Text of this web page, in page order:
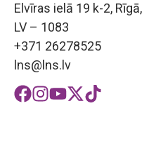
Elvīras ielā 19 k-2, Rīgā,
LV – 1083
+371 26278525
lns@lns.lv